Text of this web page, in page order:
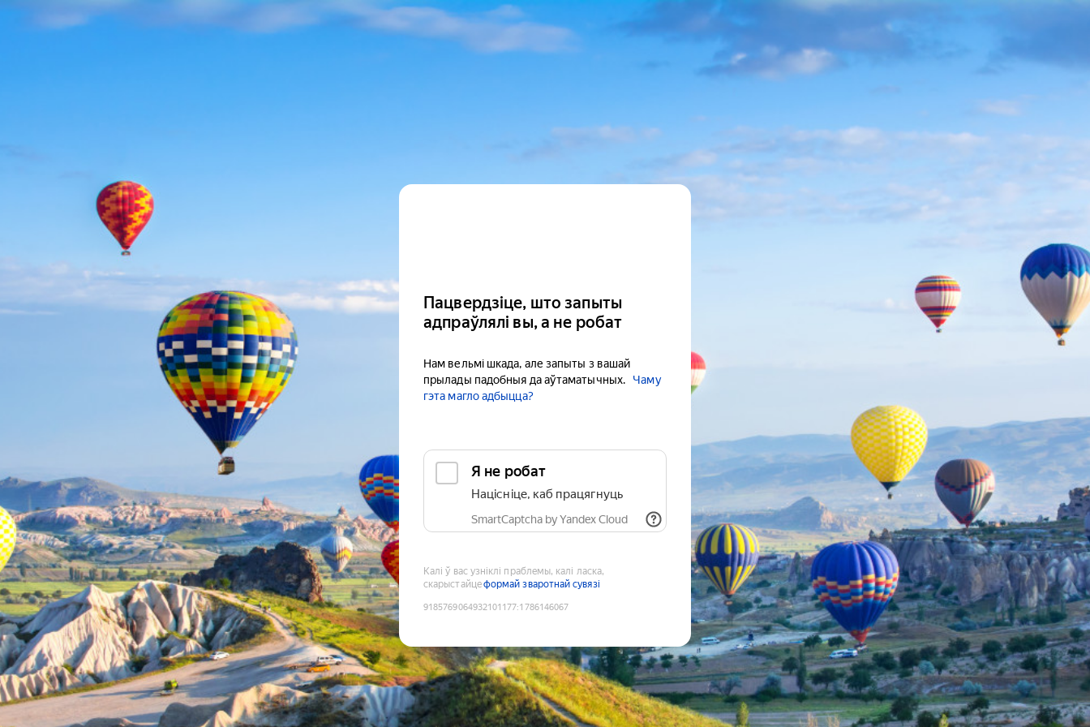
Пацвердзіце, што запыты
адпраўлялі вы, а не робат
Нам вельмі шкада, але запыты з вашай
прылады падобныя да аўтаматычных.
Чаму
гэта магло адбыцца?
Я не робат
Націсніце, каб працягнуць
SmartCaptcha by Yandex Cloud
Калі ў вас узніклі праблемы, калі ласка,
скарыстайцеформай зваротнай сувязі
9185769064932101177:1786146067